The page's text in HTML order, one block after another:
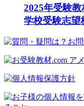
2025年受験
学校受験志